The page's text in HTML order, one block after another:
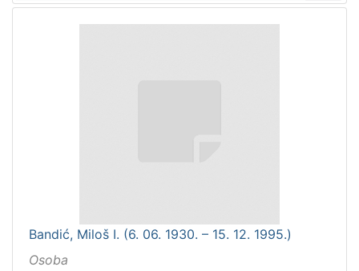
Bandić, Miloš I. (6. 06. 1930. – 15. 12. 1995.)
Osoba